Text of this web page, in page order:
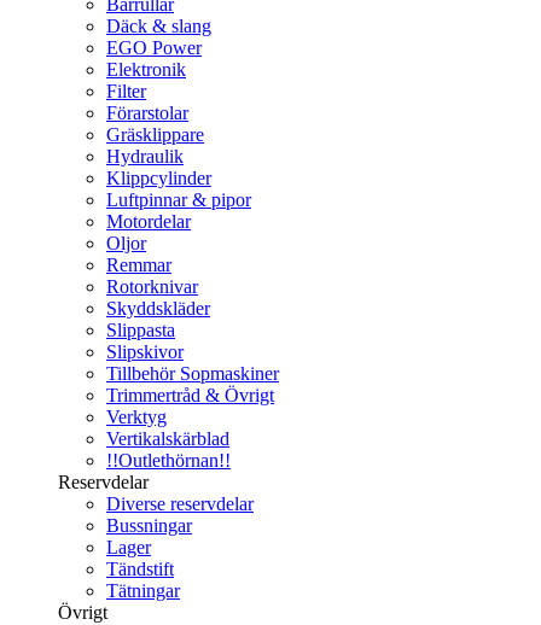
Bärrullar
Däck & slang
EGO Power
Elektronik
Filter
Förarstolar
Gräsklippare
Hydraulik
Klippcylinder
Luftpinnar & pipor
Motordelar
Oljor
Remmar
Rotorknivar
Skyddskläder
Slippasta
Slipskivor
Tillbehör Sopmaskiner
Trimmertråd & Övrigt
Verktyg
Vertikalskärblad
!!Outlethörnan!!
Reservdelar
Diverse reservdelar
Bussningar
Lager
Tändstift
Tätningar
Övrigt